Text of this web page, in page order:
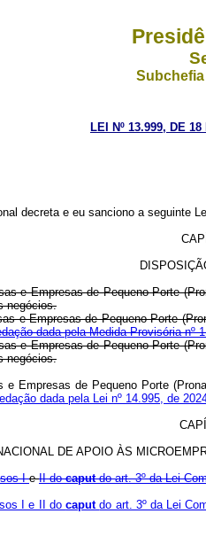
LEI Nº 13.999, DE
decreta e eu sanciono a seguinte
e Empresas de Pequeno Porte
negócios.
e Empresas de Pequeno Porte
dada pela Medida Provisória nº
e Empresas de Pequeno Porte
negócios.
Empresas de Pequeno Porte
dada pela Lei nº 14.995, de
DE APOIO ÀS
IeII docaputdo art. 3º da Lei
I e II docaputdo art. 3º da Lei